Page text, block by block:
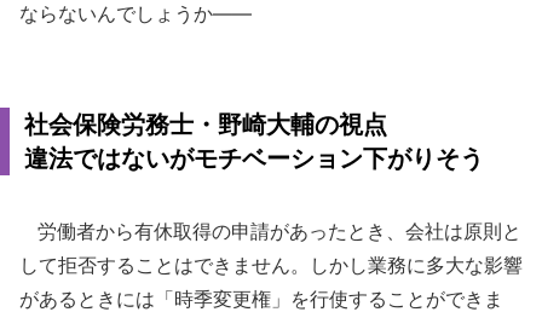
ならないんでしょうか――
社会保険労務士・野崎大輔の視点
違法ではないがモチベーション下がりそう
労働者から有休取得の申請があったとき、会社は原則と
して拒否することはできません。しかし業務に多大な影響
があるときには「時季変更権」を行使することができま